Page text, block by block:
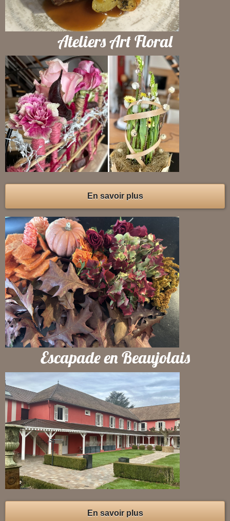
Ateliers Art Floral
En savoir plus
Escapade en Beaujolais
En savoir plus